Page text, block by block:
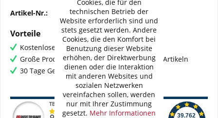
Artikel-Nr.: BMC-FM-394-19R
Vorteile
Kostenloser Versand ab € 60,- Bestellwert
Große Produktauswahl mit mehr als 80.000 Artikeln
30 Tage Geld-Zurück-Garantie
Cookies, die für den
technischen Betrieb der
Website erforderlich sind und
stets gesetzt werden. Andere
Cookies, die den Komfort bei
Benutzung dieser Website
erhöhen, der Direktwerbung
dienen oder die Interaktion
mit anderen Websites und
sozialen Netzwerken
vereinfachen sollen, werden
nur mit Ihrer Zustimmung
gesetzt. Mehr Informationen